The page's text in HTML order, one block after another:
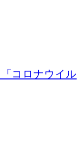
コロナウイル